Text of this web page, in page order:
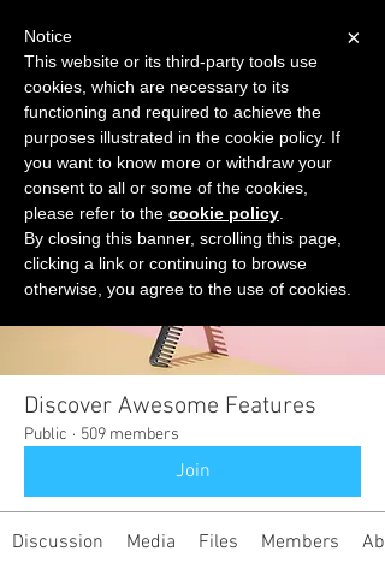
START FOR FREE Ask Valkyrie
Groups
Discover Awesome Features
Public · 509 members
Join
Discussion Media Files Members
×
Notice
This website or its third-party tools use
cookies, which are necessary to its
functioning and required to achieve the
purposes illustrated in the cookie policy. If
you want to know more or withdraw your
consent to all or some of the cookies,
please refer to the cookie policy
By closing this banner, scrolling this page,
clicking a link or continuing to browse
otherwise, you agree to the use of cookies.